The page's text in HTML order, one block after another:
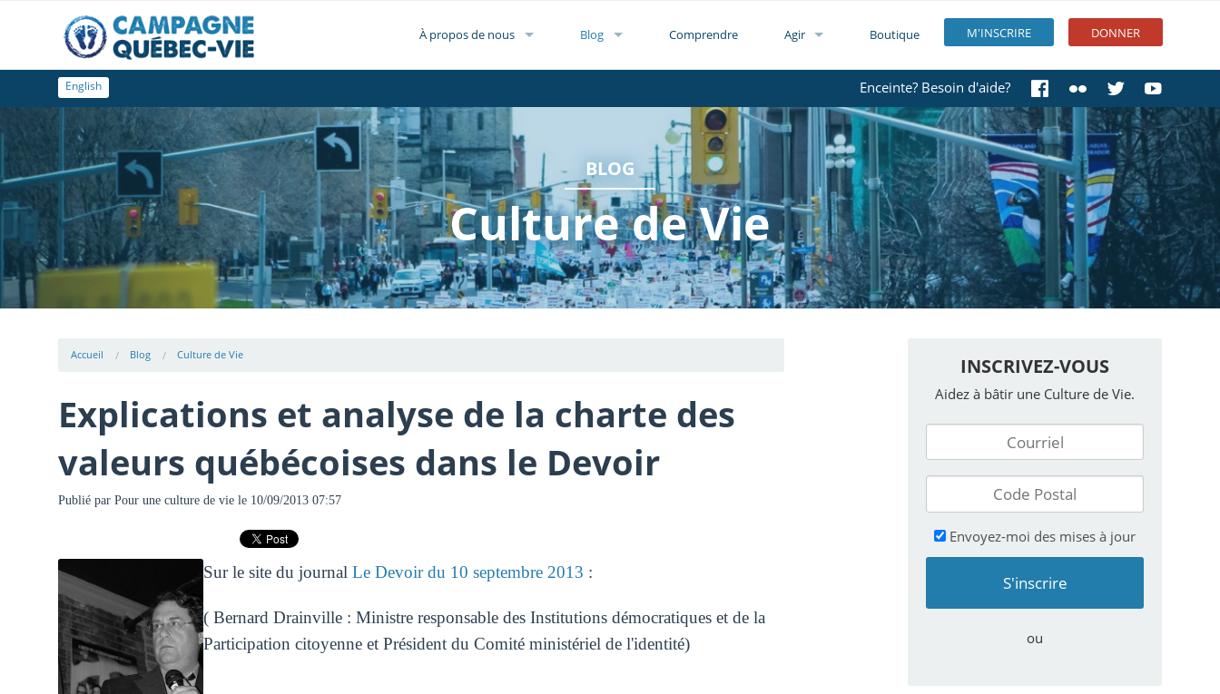
M'INSCRIRE DONNER
À propos de nous Blog Comprendre Agir Boutique
Enceinte? Besoin d'aide?
English
BLOG
Culture de Vie
Accueil Blog Culture de Vie
Explications et analyse de la charte des
valeurs québécoises dans le Devoir
Publié par Pour une culture de viele 10/09/2013 07:57
Sur le site du journal Le Devoir du 10 septembre 2013 :
( Bernard Drainville : Ministre responsable des Institutions démocratiques et de la
Participation citoyenne et Président du Comité ministériel de l'identité)
INSCRIVEZ-VOUS
Aidez à bâtir une Culture de Vie.
Envoyez-moi des mises à jour
ou